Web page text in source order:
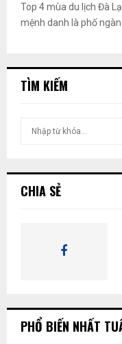
Top 4 mùa du lịch Đà
mệnh danh là phố ngàn
TÌM KIẾM
ế
CHIA SẺ
PHỔ BIẾN NHẤT